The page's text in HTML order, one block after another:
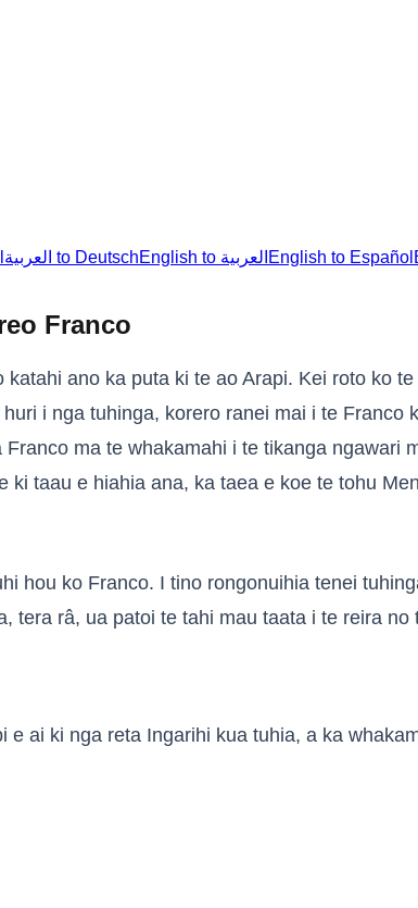
العربية to Deutsch English to العربية English to Español
Franco
ano ka puta ki te ao Arapi. Kei roto ko
i nga tuhinga, korero ranei mai i te
ma te whakamahi i te tikanga
taau e hiahia ana, ka taea e koe te tohu
hou ko Franco. I tino rongonuihia tenei
tera râ, ua patoi te tahi mau taata i te reira
e ai ki nga reta Ingarihi kua tuhia, a ka